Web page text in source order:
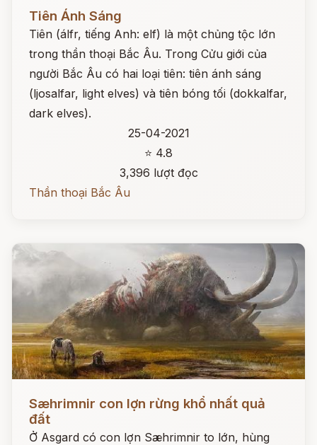
Tiên Ánh Sáng
Tiên (álfr, tiếng Anh: elf) là một chủng tộc lớn
trong thần thoại Bắc Âu. Trong Cửu giới của
người Bắc Âu có hai loại tiên: tiên ánh sáng
(ljosalfar, light elves) và tiên bóng tối (dokkalfar,
dark elves).
25-04-2021
⭐ 4.8
3,396 lượt đọc
Thần thoại Bắc Âu
Sæhrimnir con lợn rừng khổ nhất quả
đất
Ở Asgard có con lợn Sæhrimnir to lớn, hùng